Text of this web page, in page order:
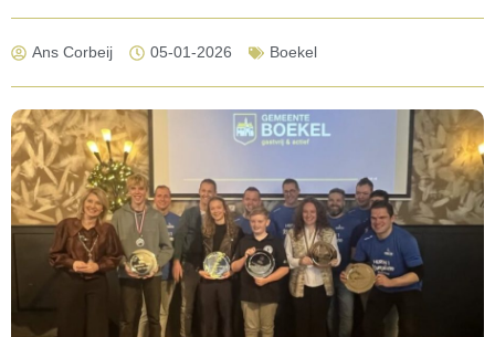
Ans Corbeij 05-01-2026 Boekel